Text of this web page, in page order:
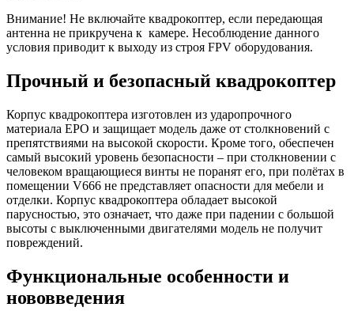
Внимание! Не включайте квадрокоптер, если передающая
антенна не прикручена к камере. Несоблюдение данного
условия приводит к выходу из строя FPV оборудования.
Прочный и безопасный квадрокоптер
Корпус квадрокоптера изготовлен из ударопрочного
материала EPO и защищает модель даже от столкновений с
препятствиями на высокой скорости. Кроме того, обеспечен
самый высокий уровень безопасности – при столкновении с
человеком вращающиеся винты не поранят его, при полётах в
помещении V666 не представляет опасности для мебели и
отделки. Корпус квадрокоптера обладает высокой
парусностью, это означает, что даже при падении с большой
высоты с выключенными двигателями модель не получит
повреждений.
Функциональные особенности и
нововведения